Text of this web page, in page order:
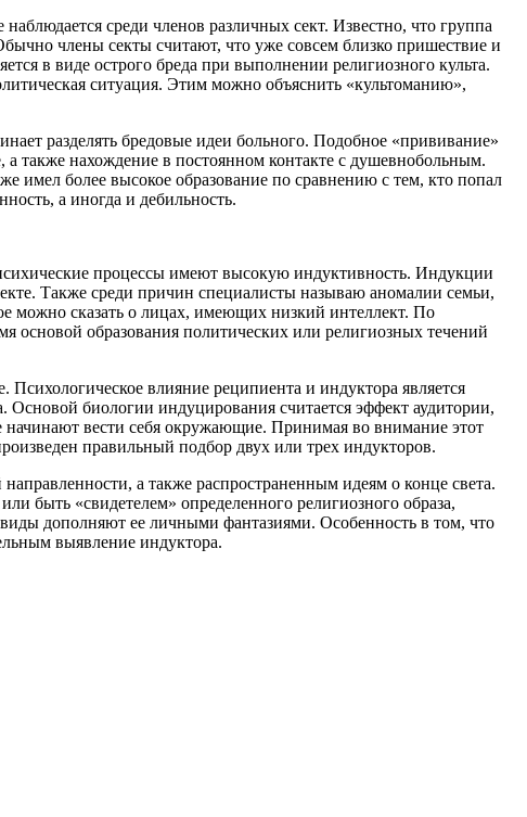
среди членов различных сект. Известно, что группа
члены секты считают, что уже совсем близко пришествие и
в виде острого бреда при выполнении религиозного культа.
ситуация. Этим можно объяснить «культоманию»,
разделять бредовые идеи больного. Подобное «прививание»
также нахождение в постоянном контакте с душевнобольным.
имел более высокое образование по сравнению с тем, кто попал
а иногда и дебильность.
процессы имеют высокую индуктивность. Индукции
Также среди причин специалисты называю аномалии семьи,
можно сказать о лицах, имеющих низкий интеллект. По
образования политических или религиозных течений
влияние реципиента и индуктора является
биологии индуцирования считается эффект аудитории,
начинают вести себя окружающие. Принимая во внимание этот
правильный подбор двух или трех индукторов.
а также распространенным идеям о конце света.
быть «свидетелем» определенного религиозного образа,
дополняют ее личными фантазиями. Особенность в том, что
выявление индуктора.